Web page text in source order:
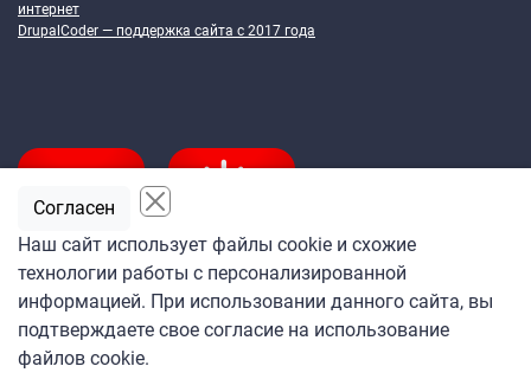
интернет
DrupalCoder — поддержка сайта c 2017 года
Подпишитесь
на ежедневную рассылку
«Кабельщика»
Наш сайт использует файлы cookie и схожие
технологии работы с персонализированной
информацией. При использовании данного сайта, вы
подтверждаете свое согласие на использование
файлов cookie.
Согласен